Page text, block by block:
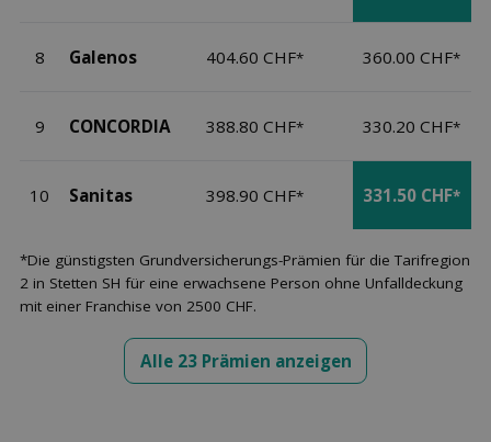
8 Galenos 404.60 CHF* 360.00 CHF*
9 CONCORDIA 388.80 CHF* 330.20 CHF*
10 Sanitas 398.90 CHF* 331.50 CHF*
*Die günstigsten Grundversicherungs-Prämien für die Tarifregion
2 in Stetten SH für eine erwachsene Person ohne Unfalldeckung
mit einer Franchise von 2500 CHF.
Alle 23 Prämien anzeigen